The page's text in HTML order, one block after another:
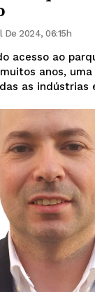
SUBSCREVA
De 2024, 06:15h
acesso ao
anos,
as indústrias